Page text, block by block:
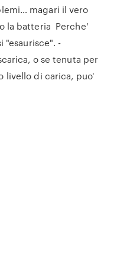
magari il vero
la batteria Perche'
"esaurisce". -
o se tenuta per
livello di carica, puo'